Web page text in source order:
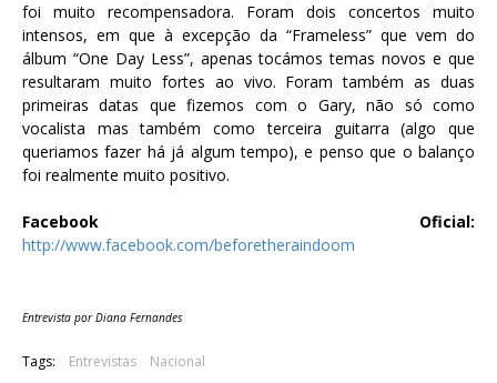
foi muito recompensadora. Foram dois concertos muito
intensos, em que à excepção da “Frameless” que vem do
álbum “One Day Less”, apenas tocámos temas novos e que
resultaram muito fortes ao vivo. Foram também as duas
primeiras datas que fizemos com o Gary, não só como
vocalista mas também como terceira guitarra (algo que
queriamos fazer há já algum tempo), e penso que o balanço
foi realmente muito positivo.
Facebook Oficial:
http://www.facebook.com/beforetheraindoom
Entrevista por Diana Fernandes
Tags: Entrevistas Nacional